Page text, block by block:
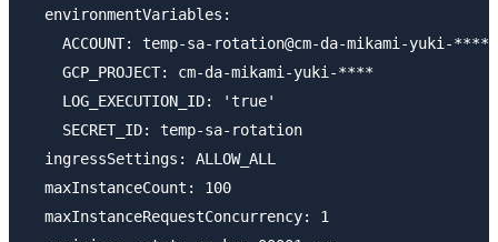
  environmentVariables:
ACCOUNT: temp-sa-rotation@cm-da-mikami-yuki-
    GCP_PROJECT: cm-da-mikami-yuki-****
    LOG_EXECUTION_ID: 'true'
    SECRET_ID: temp-sa-rotation
  ingressSettings: ALLOW_ALL
  maxInstanceCount: 100
  maxInstanceRequestConcurrency: 1